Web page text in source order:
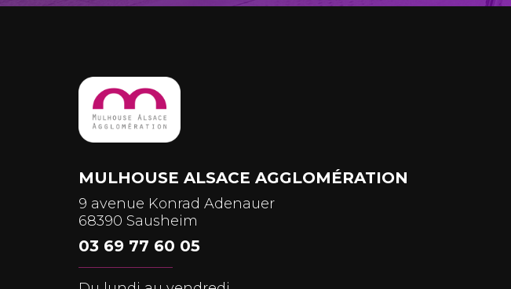
MULHOUSE ALSACE AGGLOMÉRATION
9 avenue Konrad Adenauer
68390 Sausheim
03 69 77 60 05